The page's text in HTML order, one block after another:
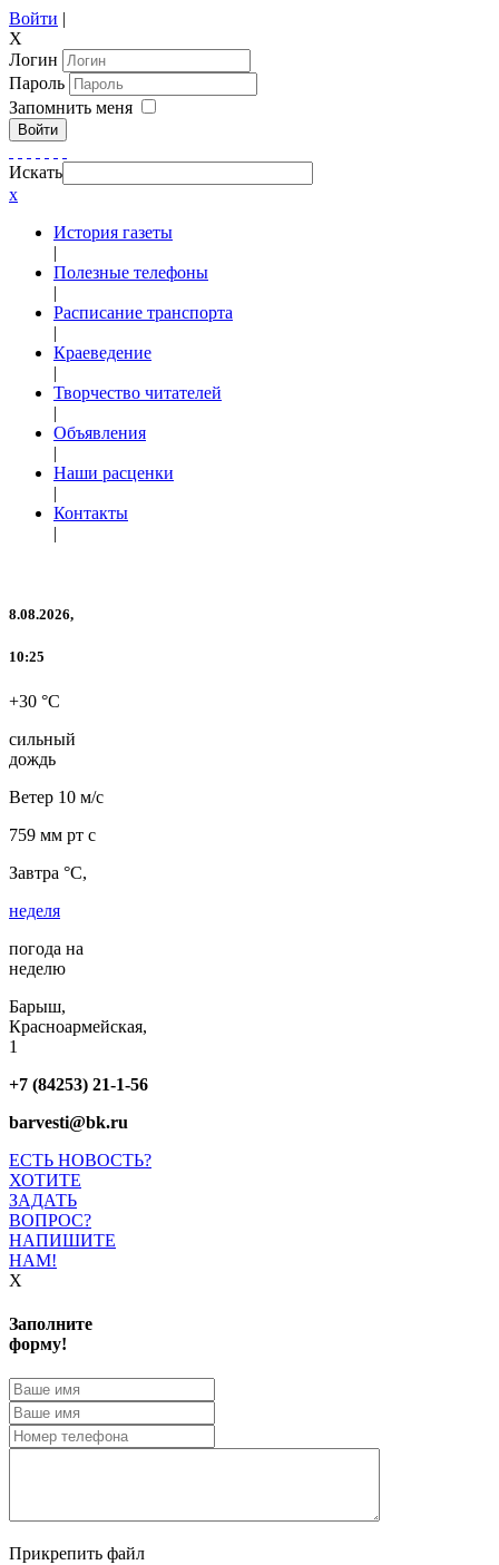
Войти |
X
Логин
Пароль
Запомнить меня
Войти
Искать
x
История газеты
|
Полезные телефоны
|
Расписание транспорта
|
Краеведение
|
Творчество читателей
|
Объявления
|
Наши расценки
|
Контакты
|
8.08.2026,
10:25
+30 °C
сильный
дождь
Ветер 10 м/с
759 мм рт с
Завтра °C,
неделя
погода на
неделю
Барыш,
Красноармейская,
1
+7 (84253) 21-1-56
barvesti@bk.ru
ЕСТЬ НОВОСТЬ?
ХОТИТЕ
ЗАДАТЬ
ВОПРОС?
НАПИШИТЕ
НАМ!
X
Заполните
форму!
Прикрепить файл